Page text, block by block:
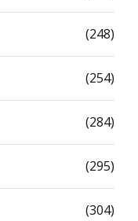
(248)
(254)
(284)
(295)
(304)